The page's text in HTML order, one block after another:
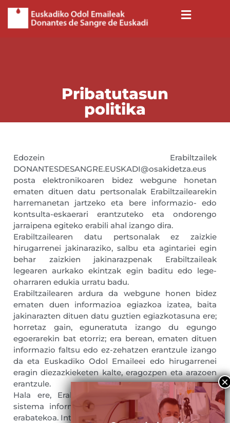
Pribatutasun
politika
Edozein Erabiltzailek
DONANTESDESANGRE.EUSKADI@osakidetza.eus
posta elektronikoaren bidez webgune honetan
ematen dituen datu pertsonalak Erabiltzailearekin
harremanetan jartzeko eta bere informazio- edo
kontsulta-eskaerari erantzuteko eta ondorengo
jarraipena egiteko erabili ahal izango dira.
Erabiltzailearen datu pertsonalak ez zaizkie
hirugarrenei jakinaraziko, salbu eta agintariei egin
behar zaizkien jakinarazpenak Erabiltzaileak
legearen aurkako ekintzak egin baditu edo lege-
oharraren edukia urratu badu.
Erabiltzailearen ardura da webgune honen bidez
ematen duen informazioa egiazkoa izatea, baita
jakinarazten dituen datu guztien egiazkotasuna ere;
horretaz gain, eguneratuta izango du egungo
egoerarekin bat etorriz; era berean, ematen dituen
informazio faltsu edo ez-zehatzen erantzule izango
da eta Euskadiko Odol Emaileei edo hirugarrenei
eragin diezazkieketen kalte, eragozpen eta arazoen
erantzule.
Hala ere, Erabiltzaileak kontuan izan behar du
sistema informatikoen segurtasuna ez dela inoiz
erabatekoa. Internet bidez datu pertsonalak ematen